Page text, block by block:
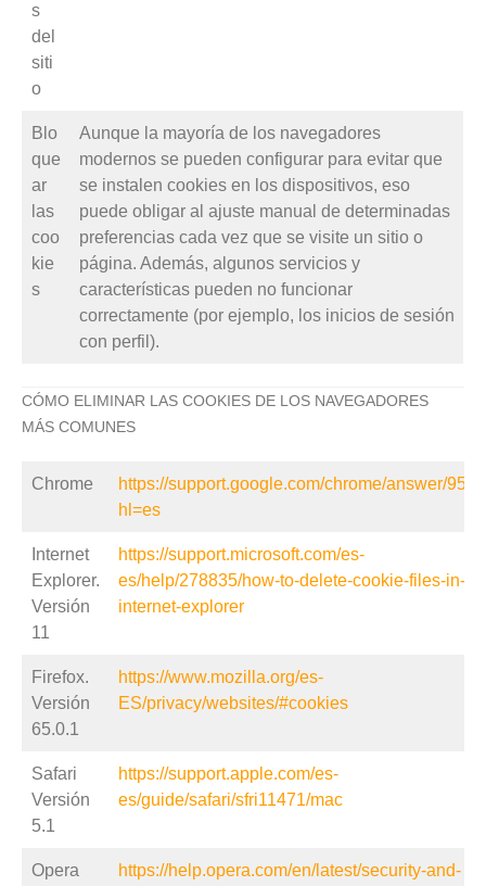
s
del
siti
o
Blo
que
ar
las
coo
kie
s
Aunque la mayoría de los navegadores
modernos se pueden configurar para evitar que
se instalen cookies en los dispositivos, eso
puede obligar al ajuste manual de determinadas
preferencias cada vez que se visite un sitio o
página. Además, algunos servicios y
características pueden no funcionar
correctamente (por ejemplo, los inicios de sesión
con perfil).
CÓMO ELIMINAR LAS COOKIES DE LOS NAVEGADORES
MÁS COMUNES
Chrome
https://support.google.com/chrome/answer/
hl=es
Internet
Explorer.
Versión
11
https://support.microsoft.com/es-
es/help/278835/how-to-delete-cookie-files-in-
internet-explorer
Firefox.
Versión
65.0.1
https://www.mozilla.org/es-
ES/privacy/websites/#cookies
Safari
Versión
5.1
https://support.apple.com/es-
es/guide/safari/sfri11471/mac
Opera
https://help.opera.com/en/latest/security-and-